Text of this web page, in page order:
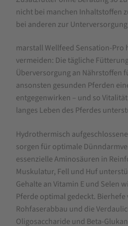
nicht bei manchen Inhaltstoffen
bei anderen zur
marstall Wellfeed Sensation-Pro
vermeiden: Die tägliche
Überversorgung an Nährstoffen
ansonsten gesunden Pferden
entgegenwirken – und so
langes Leben des Pferdes
Hydrothermisch
sorgen für optimale
essenzielle Aminosäuren in
Muskulatur, Fell und Huf
Gehalte an Vitamin E und Selen
Pferde optimal gedeckt. Bierhefe
Rohfaserabbau und die
Oligosaccharide und Beta-